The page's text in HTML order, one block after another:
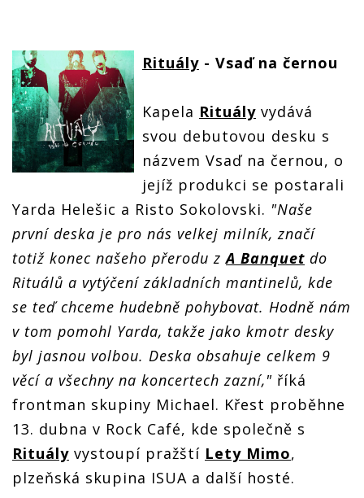
Rituály - Vsaď na černou
Kapela Rituály vydává
svou debutovou desku s
názvem Vsaď na černou, o
jejíž produkci se postarali
Yarda Helešic a Risto Sokolovski. "Naše
první deska je pro nás velkej milník, značí
totiž konec našeho přerodu zA Banquet do
Rituálů a vytýčení základních mantinelů, kde
se teď chceme hudebně pohybovat. Hodně nám
v tom pomohl Yarda, takže jako kmotr desky
byl jasnou volbou. Deska obsahuje celkem 9
věcí a všechny na koncertech zazní," říká
frontman skupiny Michael. Křest proběhne
13. dubna v Rock Café, kde společně s
Rituály vystoupí pražští Lety Mimo,
plzeňská skupina ISUA a další hosté.